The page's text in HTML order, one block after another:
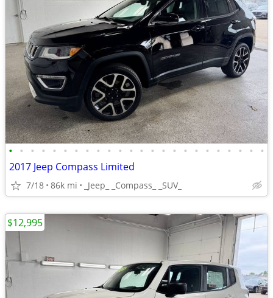
• • • • • • • • • • • • • • • • • • • • • • • •
2017 Jeep Compass Limited
7/18 86k mi _Jeep_ _Compass_ _SUV_
$12,995